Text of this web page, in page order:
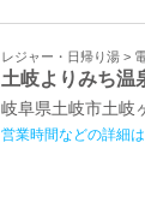
レジャー・日帰り湯 >
土岐よりみち温
岐阜県土岐市土岐
営業時間などの詳細